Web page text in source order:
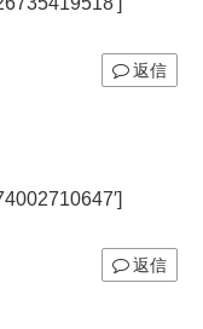
返信
返信